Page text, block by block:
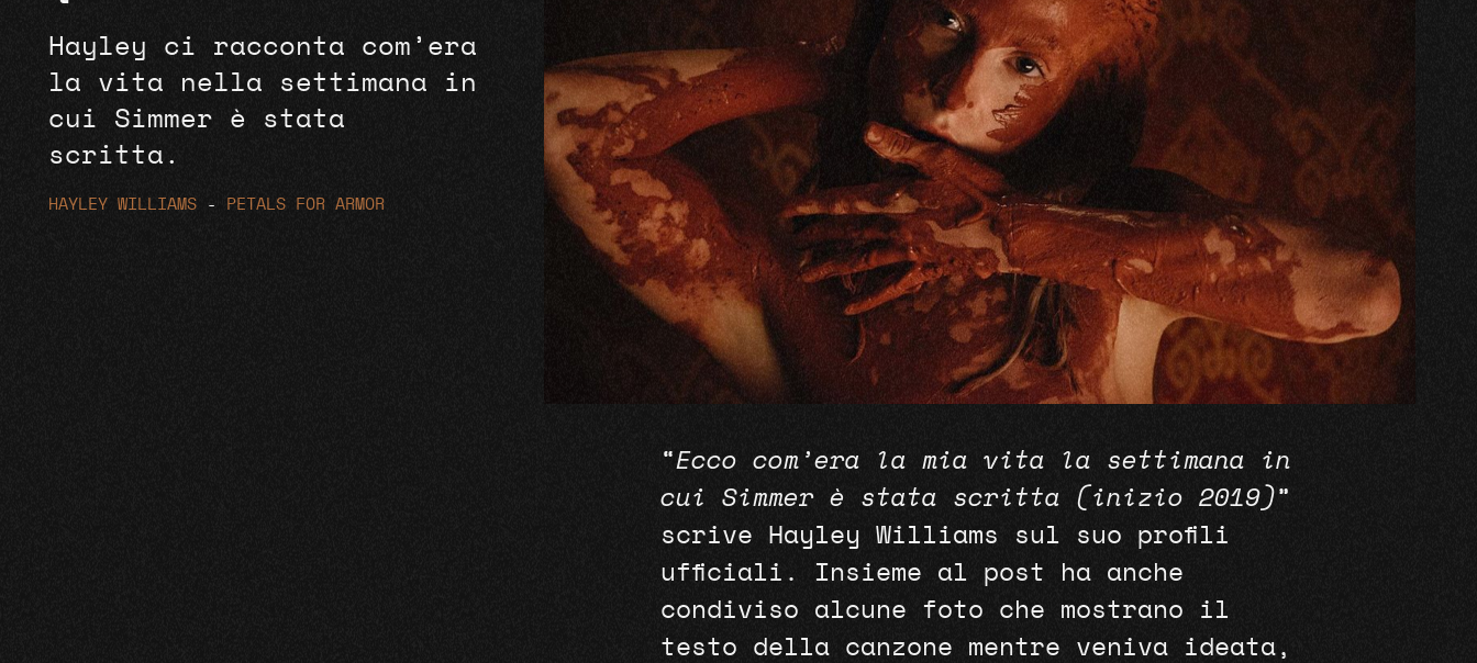
Hayley ci racconta com’era
la vita nella settimana in
cui Simmer è stata
scritta.
HAYLEY WILLIAMS- PETALS FOR ARMOR
“Ecco com’era la mia vita la settimana in
cui Simmer è stata scritta (inizio 2019)”
scrive Hayley Williams sul suo profili
ufficiali. Insieme al post ha anche
condiviso alcune foto che mostrano il
testo della canzone mentre veniva ideata,